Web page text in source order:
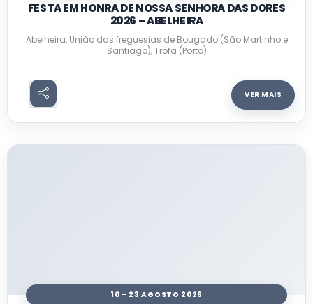
FESTA EM HONRA DE NOSSA SENHORA DAS DORES
2026 – ABELHEIRA
Abelheira, União das freguesias de Bougado (São Martinho e
Santiago), Trofa (Porto)
VER MAIS
10 - 23 AGOSTO 2026